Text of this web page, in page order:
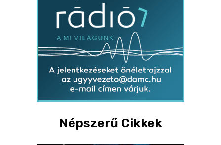
Népszerű Cikkek